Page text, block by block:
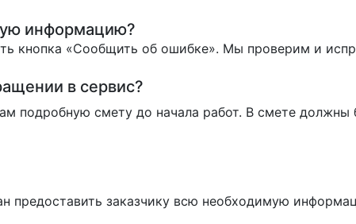
информацию?
кнопка «Сообщить об ошибке». Мы проверим и
в сервис?
подробную смету до начала работ. В смете должны
предоставить заказчику всю необходимую